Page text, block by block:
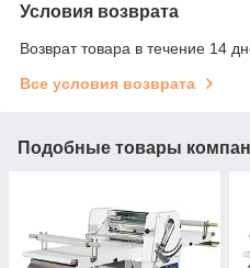
Условия возврата
Возврат товара в течение 14
Все условия возврата
Подобные товары